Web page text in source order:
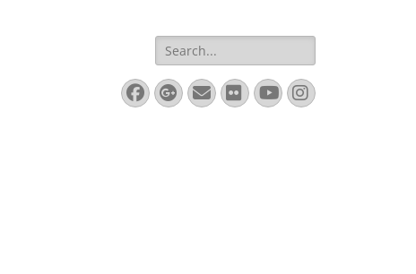
Search
for:
Facebook
Googleplus
EmailFlickrYouTube
Instagram